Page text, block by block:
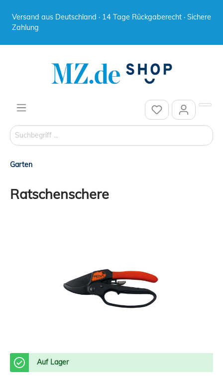
Versand aus Deutschland · 14 Tage Rückgaberecht · Sichere
Zahlung
Garten
Ratschenschere
Auf Lager